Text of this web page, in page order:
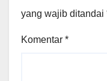
yang wajib ditandai
Komentar *